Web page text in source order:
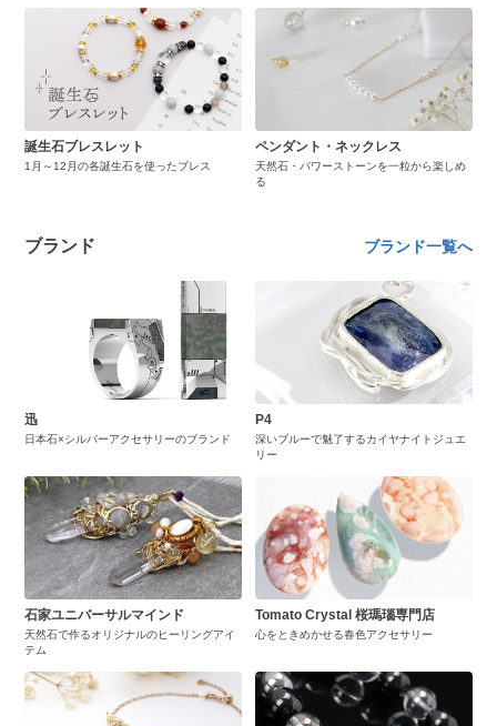
誕生石ブレスレット
1月～12月の各誕生石を使ったブレス
ペンダント・ネックレス
天然石・パワーストーンを一粒から楽しめ
る
ブランド ブランド一覧へ
迅
日本石×シルバーアクセサリーのブランド
P4
深いブルーで魅了するカイヤナイトジュエ
リー
石家ユニバーサルマインド
天然石で作るオリジナルのヒーリングアイ
テム
Tomato Crystal 桜瑪瑙専門店
心をときめかせる春色アクセサリー